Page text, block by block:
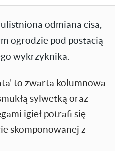
odmiana cisa,
ogrodzie pod postacią
wykrzyknika.
to zwarta kolumnowa
sylwetką oraz
igieł potrafi się
skomponowanej z